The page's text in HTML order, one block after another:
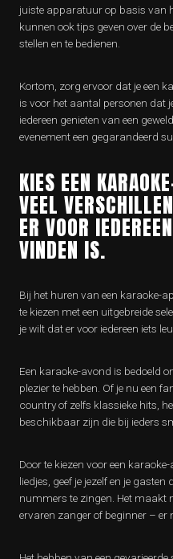
juiste apparatuur op basis van
kunnen ook tips geven over de
stellen en te bedienen.
Kortom, zorg ervoor dat je een
is voor het aantal personen dat
iedereen genieten van een
evenement een gegarandeerd
KIES EEN
VEEL
ER VOOR
VINDEN IS.
Bij het huren van een karaoke-
te kiezen met een uitgebreide
je wilt dat er voor iedereen iets
Een karaoke-avond is bedoeld
plezier te hebben. Of je nu een
country of zelfs klassieke hits,
beschikbaar zijn die bij ieders
Door te kiezen voor een
liedjes, geef je jezelf en je
nummers te zingen. Het maakt
ervaren zanger of beginner – er